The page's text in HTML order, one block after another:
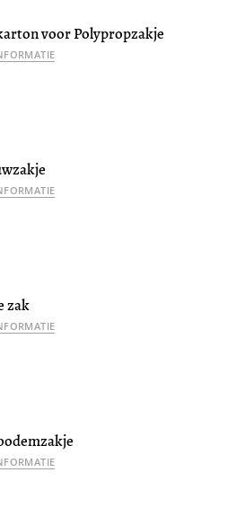
voor Polypropzakje
zak